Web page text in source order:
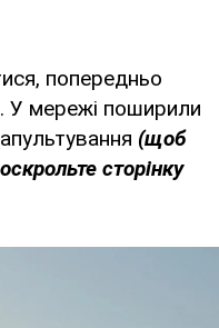
попередньо
У мережі поширили
(щоб
сторінку